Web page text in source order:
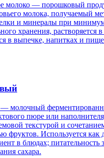
молоко — порошковый
молока, получаемый
и минералы при
хранения, растворяется
в выпечке, напитках и
молочный
пюре или
текстурой и
фруктов. Используется как
в блюдах; питательность
сахара.